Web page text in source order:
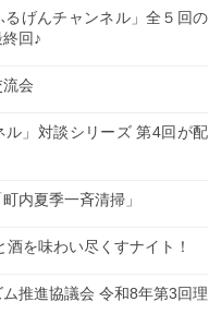
るげんチャンネル」全５回の
回♪
会
ル」対談シリーズ 第4回が配
内夏季一斉清掃」
を味わい尽くすナイト！
推進協議会 令和8年第3回理